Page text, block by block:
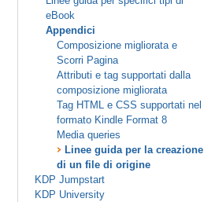
eBook
Appendici
Composizione migliorata e
Scorri Pagina
Attributi e tag supportati dalla
composizione migliorata
Tag HTML e CSS supportati nel
formato Kindle Format 8
Media queries
Linee guida per la creazione
di un file di origine
KDP Jumpstart
KDP University